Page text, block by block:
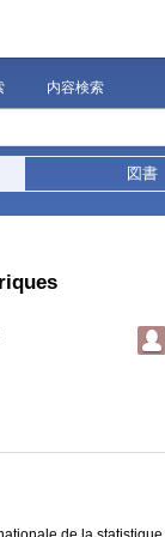
内容検索
図書